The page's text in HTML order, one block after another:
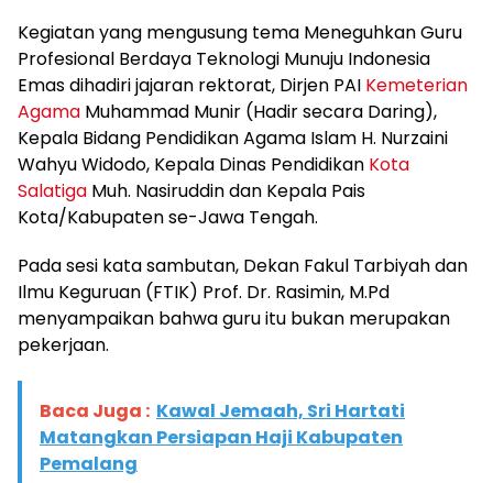
Kegiatan yang mengusung tema Meneguhkan Guru
Profesional Berdaya Teknologi Munuju Indonesia
Emas dihadiri jajaran rektorat, Dirjen PAI Kemeterian
Agama Muhammad Munir (Hadir secara Daring),
Kepala Bidang Pendidikan Agama Islam H. Nurzaini
Wahyu Widodo, Kepala Dinas Pendidikan Kota
Salatiga Muh. Nasiruddin dan Kepala Pais
Kota/Kabupaten se-Jawa Tengah.
Pada sesi kata sambutan, Dekan Fakul Tarbiyah dan
Ilmu Keguruan (FTIK) Prof. Dr. Rasimin, M.Pd
menyampaikan bahwa guru itu bukan merupakan
pekerjaan.
Baca Juga : Kawal Jemaah, Sri Hartati
Matangkan Persiapan Haji Kabupaten
Pemalang